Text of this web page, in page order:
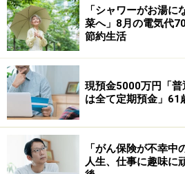
三味線の演奏も楽しめた。何よ
いような経験がうれしかった」
ます。
青荷温泉旅行を考えている人へ
「最近はインバウンド客も多いと
かりませんので、私からは提供
ん。現地に直接電話等で確認し
思います」と投稿者。
「シャワーがお湯
菜へ」8月の電気代
節約生活
現預金5000万円「
は全て定期預金」61
「がん保険が不幸
人生、仕事に趣味に